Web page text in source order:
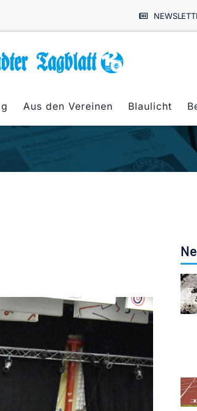
Aus den Vereinen Blaulicht